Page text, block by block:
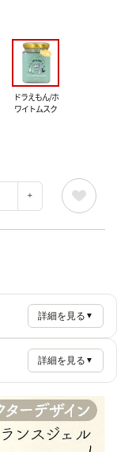
ドラえもん/ホ
ワイトムスク
詳細を見る ▼
詳細を見る ▼